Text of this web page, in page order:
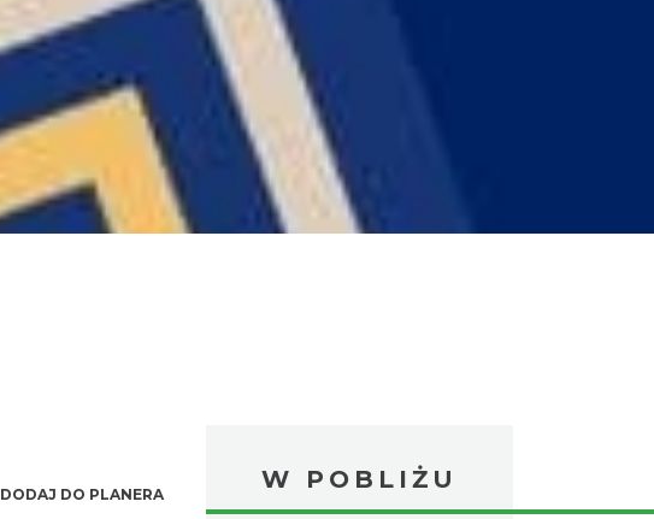
DODAJ DO PLANERA
W POBLIŻU